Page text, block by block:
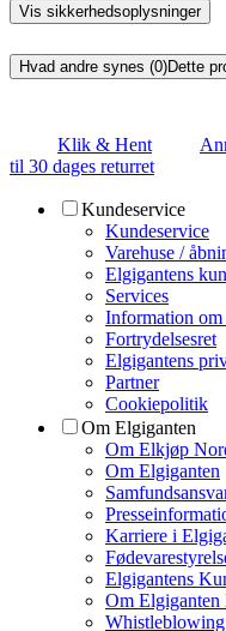
Vis sikkerhedsoplysninger
Hvad andre synes (0)Dette
Klik & Hent
til 30 dages returret
Kundeservice
Kundeservice
Varehuse /
Elgigantens
Services
Information om
Fortrydelsesret
Elgigantens
Partner
Cookiepolitik
Om Elgiganten
Om Elkjøp
Om Elgiganten
Karriere i
Elgigantens
Om Elgiganten